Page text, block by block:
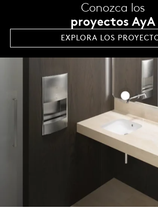
Conozca los
proyectos AyA
EXPLORA LOS